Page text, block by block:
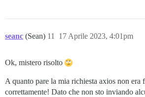
seanc (Sean) 17 Aprile 2023, 4:01pm
11
Ok, mistero risolto
A quanto pare la mia richiesta axios non era
correttamente! Dato che non sto inviando